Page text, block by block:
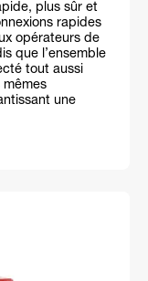
plus sûr et
rapides
opérateurs de
que l’ensemble
tout aussi
mêmes
une